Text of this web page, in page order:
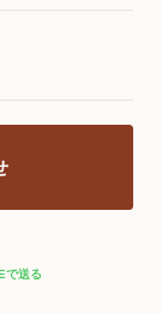
ル
ンサートな
で送る